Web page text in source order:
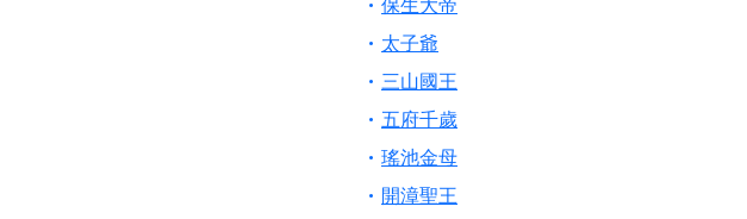
【桃園新屋 深圳玄天宮】七娘媽聖誕祝壽慶
歡迎友廟長官、小編加入我們LINE官方帳號
歡迎信眾分享您前往廟宇的參拜體驗，推廣您
太子爺
三山國王
五府千歲
瑤池金母
開漳聖王